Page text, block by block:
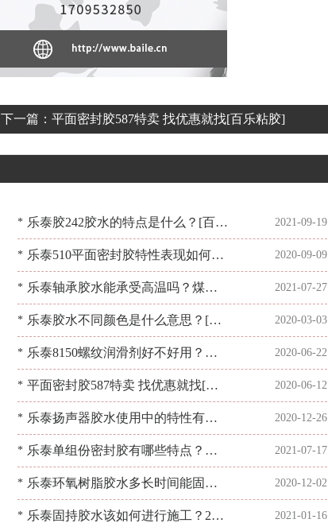
下一篇： 平面密封胶587特卖 找优惠就找[百乐粘胶]
* 乐泰胶242胶水的特点是什么？[百乐
粘胶]来揭晓
2021-09-19
* 乐泰510平面密封胶特性表现如何？
耐化学介质耐热[百乐粘胶]
2020-09-09
* 乐泰轴承胶水能承受高温吗？煤炭
输送带轴承防松[百乐粘胶]
2021-07-27
* 乐泰胶水不同颜色是什么意思？[百
乐粘胶]为你解惑
2020-03-03
* 乐泰8150螺纹润滑剂好不好用？用
过都说好[百乐粘胶]
2020-06-22
* 平面密封胶587特卖 找优惠就找[百
乐粘胶]
2020-06-12
* 乐泰扬声器胶水使用中的特性有哪
些相似处？[百乐粘胶]来答
2020-12-26
* 乐泰单组份密封胶有哪些特点？胶
水问题就看[百乐粘胶]
2021-07-17
* 乐泰环氧树脂胶水多长时间能固
化？有困惑找[百乐粘胶]
2020-12-02
* 乐泰固持胶水该如何进行施工？28 2021-01-16